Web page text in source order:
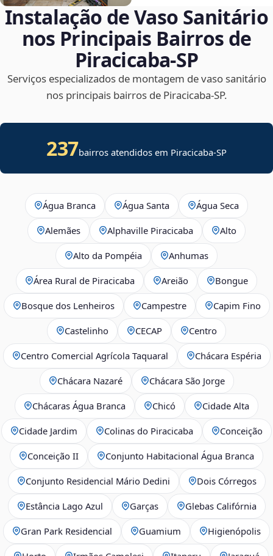
Instalação de Vaso Sanitário
nos Principais Bairros de
Piracicaba‑SP
Serviços especializados de montagem de vaso sanitário
nos principais bairros de Piracicaba‑SP.
237bairros atendidos em Piracicaba-SP
Água Branca Água Santa Água Seca
Alemães Alphaville Piracicaba Alto
Alto da Pompéia Anhumas
Área Rural de Piracicaba Areião Bongue
Bosque dos Lenheiros Campestre Capim Fino
Castelinho CECAP Centro
Centro Comercial Agrícola Taquaral Chácara Espéria
Chácara Nazaré Chácara São Jorge
Chácaras Água Branca Chicó Cidade Alta
Cidade Jardim Colinas do Piracicaba Conceição
Conceição II Conjunto Habitacional Água Branca
Conjunto Residencial Mário Dedini Dois Córregos
Estância Lago Azul Garças Glebas Califórnia
Gran Park Residencial Guamium Higienópolis